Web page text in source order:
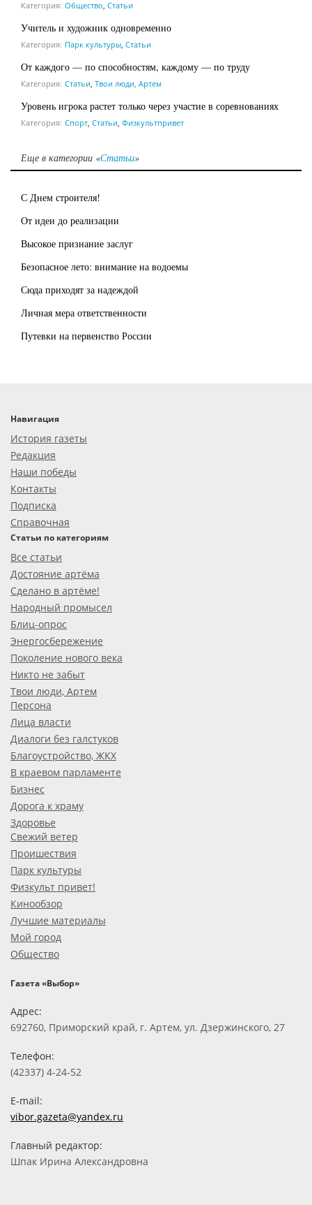
Категория: Общество, Статьи
Учитель и художник одновременно
Категория: Парк культуры, Статьи
От каждого — по способностям, каждому — по труду
Категория: Статьи, Твои люди, Артем
Уровень игрока растет только через участие в соревнованиях
Категория: Спорт, Статьи, Физкультпривет
Еще в категории «Статьи»
С Днем строителя!
От идеи до реализации
Высокое признание заслуг
Безопасное лето: внимание на водоемы
Сюда приходят за надеждой
Личная мера ответственности
Путевки на первенство России
Навигация
История газеты
Редакция
Наши победы
Контакты
Подписка
Справочная
Статьи по категориям
Все статьи
Достояние артёма
Сделано в артёме!
Народный промысел
Блиц-опрос
Энергосбережение
Поколение нового века
Никто не забыт
Твои люди, Артем
Персона
Лица власти
Диалоги без галстуков
Благоустройство, ЖКХ
В краевом парламенте
Бизнес
Дорога к храму
Здоровье
Свежий ветер
Проишествия
Парк культуры
Физкульт привет!
Кинообзор
Лучшие материалы
Мой город
Общество
Газета «Выбор»
Адрес:
692760, Приморский край, г. Артем, ул. Дзержинского, 27
Телефон:
(42337) 4-24-52
E-mail:
vibor.gazeta@yandex.ru
Главный редактор:
Шпак Ирина Александровна